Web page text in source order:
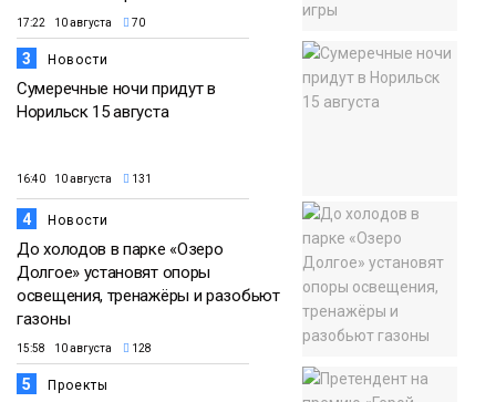
17:22 10 августа 70
3 Новости
Сумеречные ночи придут в
Норильск 15 августа
16:40 10 августа 131
4 Новости
До холодов в парке «Озеро
Долгое» установят опоры
освещения, тренажёры и разобьют
газоны
15:58 10 августа 128
5 Проекты